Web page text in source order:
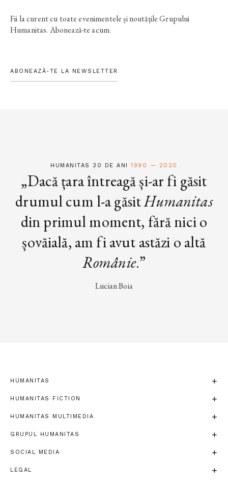
Fii la curent cu toate evenimentele și noutățile Grupului
Humanitas. Abonează-te acum.
ABONEAZĂ-TE LA NEWSLETTER
HUMANITAS 30 DE ANI1990 — 2020
„Dacă țara întreagă și-ar fi găsit
drumul cum l-a găsitHumanitas
din primul moment, fără nici o
șovăială, am fi avut astăzi o altă
Românie.”
Lucian Boia
HUMANITAS
HUMANITAS FICTION
HUMANITAS MULTIMEDIA
GRUPUL HUMANITAS
SOCIAL MEDIA
LEGAL